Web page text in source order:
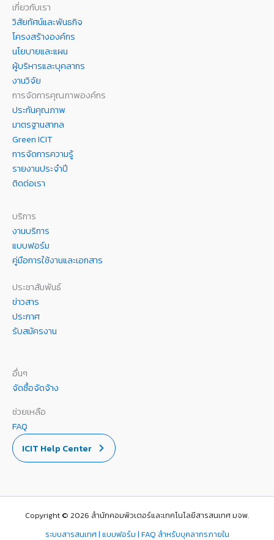
เกี่ยวกับเรา
วิสัยทัศน์และพันธกิจ
โครงสร้างองค์กร
นโยบายและแผน
ผู้บริหารและบุคลากร
งานวิจัย
การจัดการคุณภาพองค์กร
ประกันคุณภาพ
มาตรฐานสากล
Green ICIT
การจัดการความรู้
รายงานประจำปี
ติดต่อเรา
บริการ
งานบริการ
แบบฟอร์ม
คู่มือการใช้งานและเอกสาร
ประชาสัมพันธ์
ข่าวสาร
ประกาศ
รับสมัครงาน
อื่นๆ
จัดซื้อจัดจ้าง
ช่วยเหลือ
FAQ
ICIT Help Center
Copyright © 2026 สำนักคอมพิวเตอร์และเทคโนโลยีสารสนเทศ มจพ.
ระบบสารสนเทศ | แบบฟอร์ม | FAQ สำหรับบุคลากรภายใน